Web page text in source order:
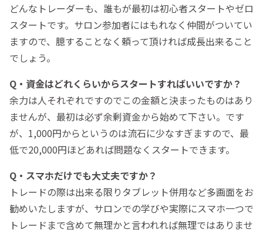
どんなトレーダーも、誰もが最初は初心者スタートやゼロ
スタートです。サロン参加者にはもれなく仲間がついてい
ますので、臆することなく頼って頂ければ成長出来ること
でしょう。
Q・資金はどれくらいからスタートすればいいですか？
余力は人それぞれですのでこの金額と決まったものはあり
ませんが、最初は必ず余剰資金から始めて下さい。です
が、1,000円からというのは流石に少なすぎますので、最
低で20,000円ほどあれば問題なくスタートできます。
Q・スマホだけでも大丈夫ですか？
トレードの際は出来る限りタブレット併用など多画面をお
勧めいたしますが、サロンでの学びや実際にスマホ一つで
トレードまで含めて無理かと言われれば無理ではありませ